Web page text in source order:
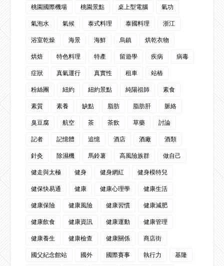
桃園國際機場 桃園景點 桌上型電腦
氣功
氣泡水
氣候 泰式料理 泰國料理
浙江
浴室乾燥
海景 海鮮 烏鎮
烘乾衣物
烘焙
特色料理 特產 留遊學 疾病
病毒
症狀
真氣運行 真實性 租車
站樁
粉絲團
紐約 紐約景點 純陽祖師
素食
素質
素養 缺點 脂肪 脂肪肝
脈絡
臭豆腐
航空 茶 茶飲 草藥
討論
記者
記憶體 追憶 酒店 酒廠
酒類
針灸
除濕機 馬鈴薯 高風險族群
做自己
健走與太極
健身 健身網紅
健身模特兒
健保快易通
健康 健康心理學
健康生活
健康保險
健康風險 健康習慣
健康減肥
健康飲食
健康資訊 健康運動
健康管理
健康養生
健康檢查 健康關係
商店街
國父紀念館站
國外 國際賽事 執行力
基隆